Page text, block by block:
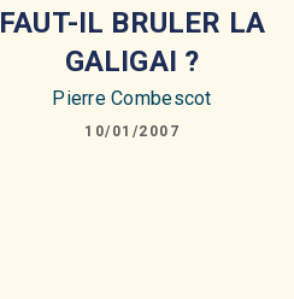
FAUT-IL BRULER LA
GALIGAI ?
Pierre Combescot
10/01/2007